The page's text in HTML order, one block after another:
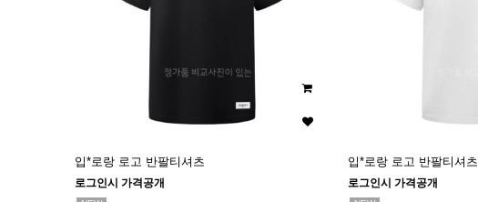
입*로랑 로고 반팔티셔츠
로그인시 가격공개
입*로랑 로고 반팔티셔츠
로그인시 가격공개